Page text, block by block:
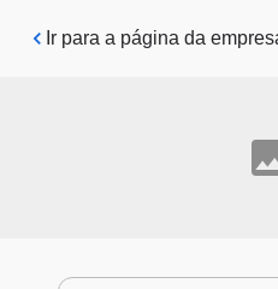
Pular para o conteúdo
Ir para a página da